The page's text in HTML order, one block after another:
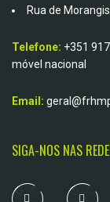
Rua de
Telefone: +351
móvel nacional
Email:
SIGA-NOS NAS